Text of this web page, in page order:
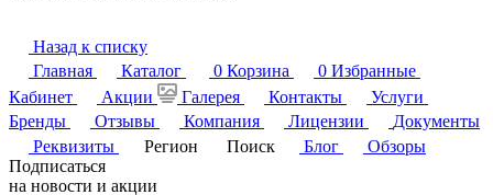
Назад к списку
Главная
Каталог 0 Корзина 0 Избранные
Кабинет
Акции Галерея Контакты
Услуги
Бренды
Отзывы Компания Лицензии
Документы
Реквизиты
Регион Поиск Блог
Обзоры
Подписаться
на новости и акции